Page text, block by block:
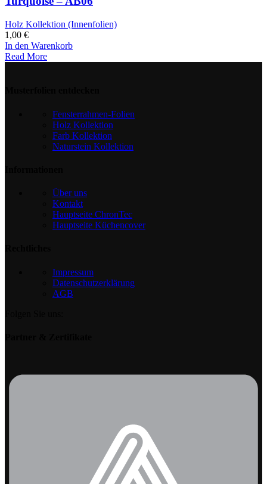
Holz Kollektion (Innenfolien)
1,00 €
In den Warenkorb
Read More
Fensterrahmen-Folien
Holz Kollektion
Farb Kollektion
Naturstein Kollektion
Über uns
Kontakt
Hauptseite ChronTec
Hauptseite Küchencover
Impressum
Datenschutzerklärung
AGB